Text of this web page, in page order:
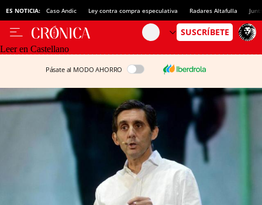
ES NOTICIA: Caso Andic Ley contra compra especulativa Radares Altafulla
Leer en Castellano
Pásate al MODO AHORRO